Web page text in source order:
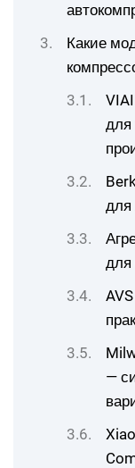
Какие
для
для
для
—